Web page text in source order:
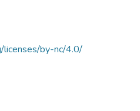
licenses/by-nc/4.0/